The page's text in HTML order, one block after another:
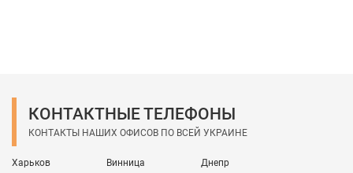
КОНТАКТНЫЕ ТЕЛЕФОНЫ
КОНТАКТЫ НАШИХ ОФИСОВ ПО ВСЕЙ УКРАИНЕ
Харьков Винница Днепр